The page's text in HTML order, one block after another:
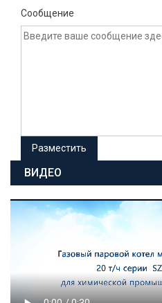
Сообщение
ВИДЕО